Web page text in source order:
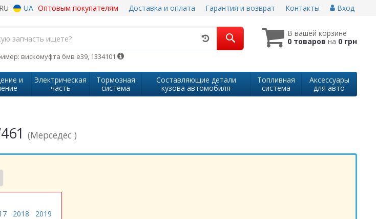
RU UA Оптовым покупателям Доставка и оплата Гарантия и возврат Контакты Вход
В вашей корзине
0 товаровна 0 грн
вискомуфта бмв е39, 1334101
и
Электрическая
часть
Тормозная
система
Составляющие детали
кузова автомобиля
Топливная
система
Аксессуары
для авто
(Мерседес )
2018
2019